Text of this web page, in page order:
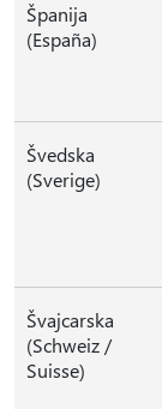
Španija
(España)
Švedska
(Sverige)
Švajcarska
(Schweiz /
Suisse)